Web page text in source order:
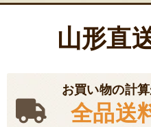
山形直
お買い物の計
全品送